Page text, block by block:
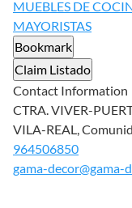
MUEBLES DE
MAYORISTAS
Bookmark
Claim Listado
Contact Information
CTRA. VIVER-
VILA-REAL,
964506850
gama-decor@gama-